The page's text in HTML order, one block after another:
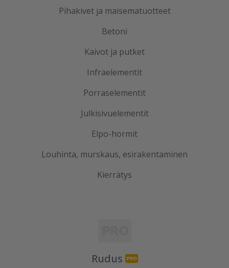
Pihakivet ja maisematuotteet
Betoni
Kaivot ja putket
Infraelementit
Porraselementit
Julkisivuelementit
Elpo-hormit
Louhinta, murskaus, esirakentaminen
Kierrätys
Rudus